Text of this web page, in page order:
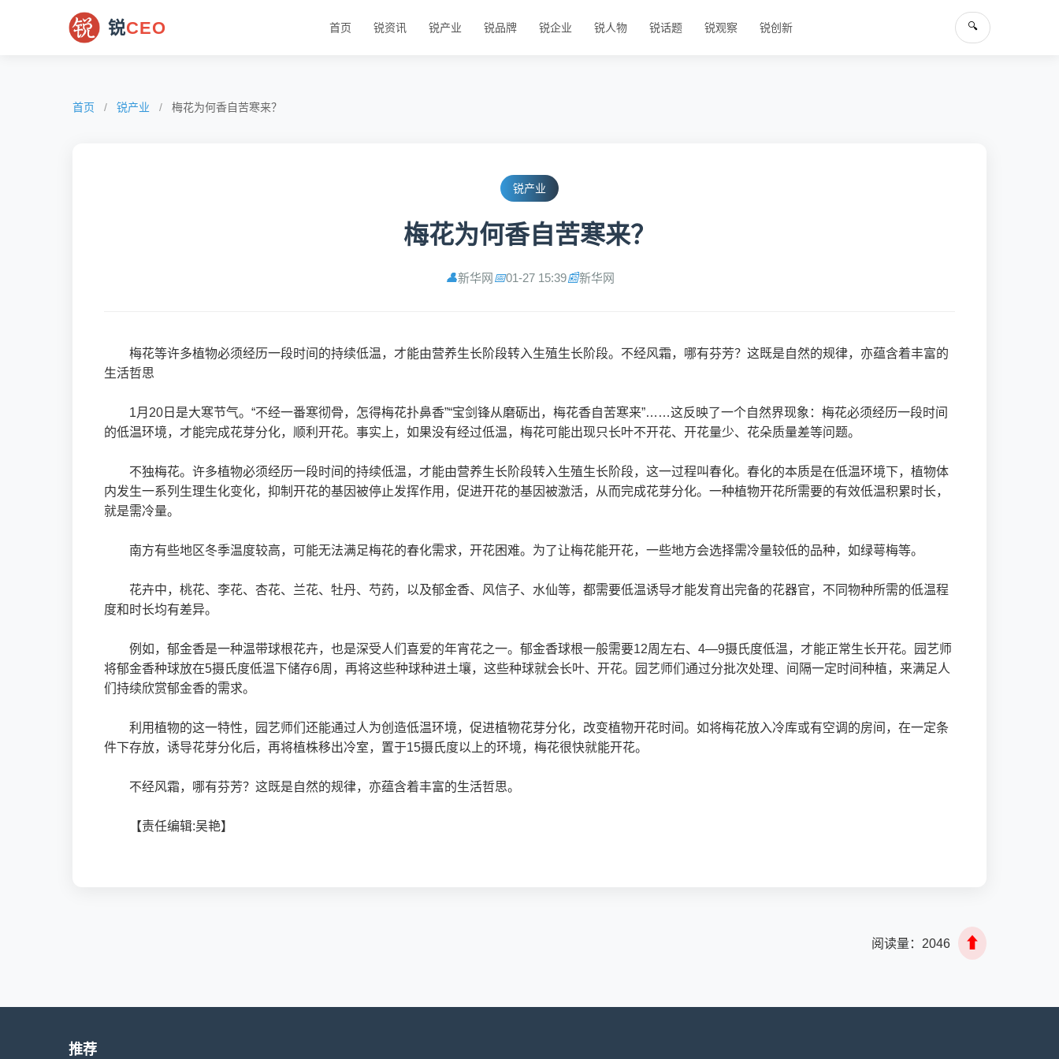
锐CEO 首页 锐资讯 锐产业 锐品牌 锐企业 锐人物 锐话题 锐观察 锐创新 🔍
首页 / 锐产业 / 梅花为何香自苦寒来？
锐产业
梅花为何香自苦寒来？
👤新华网 📅01-27 15:39📰新华网
梅花等许多植物必须经历一段时间的持续低温，才能由营养生长阶段转入生殖生长阶段。不经风霜，哪有芬芳？这既是自然的规律，亦蕴含着丰富的
生活哲思
1月20日是大寒节气。“不经一番寒彻骨，怎得梅花扑鼻香”“宝剑锋从磨砺出，梅花香自苦寒来”……这反映了一个自然界现象：梅花必须经历一段时间
的低温环境，才能完成花芽分化，顺利开花。事实上，如果没有经过低温，梅花可能出现只长叶不开花、开花量少、花朵质量差等问题。
不独梅花。许多植物必须经历一段时间的持续低温，才能由营养生长阶段转入生殖生长阶段，这一过程叫春化。春化的本质是在低温环境下，植物体
内发生一系列生理生化变化，抑制开花的基因被停止发挥作用，促进开花的基因被激活，从而完成花芽分化。一种植物开花所需要的有效低温积累时长，
就是需冷量。
南方有些地区冬季温度较高，可能无法满足梅花的春化需求，开花困难。为了让梅花能开花，一些地方会选择需冷量较低的品种，如绿萼梅等。
花卉中，桃花、李花、杏花、兰花、牡丹、芍药，以及郁金香、风信子、水仙等，都需要低温诱导才能发育出完备的花器官，不同物种所需的低温程
度和时长均有差异。
例如，郁金香是一种温带球根花卉，也是深受人们喜爱的年宵花之一。郁金香球根一般需要12周左右、4—9摄氏度低温，才能正常生长开花。园艺师
将郁金香种球放在5摄氏度低温下储存6周，再将这些种球种进土壤，这些种球就会长叶、开花。园艺师们通过分批次处理、间隔一定时间种植，来满足人
们持续欣赏郁金香的需求。
利用植物的这一特性，园艺师们还能通过人为创造低温环境，促进植物花芽分化，改变植物开花时间。如将梅花放入冷库或有空调的房间，在一定条
件下存放，诱导花芽分化后，再将植株移出冷室，置于15摄氏度以上的环境，梅花很快就能开花。
不经风霜，哪有芬芳？这既是自然的规律，亦蕴含着丰富的生活哲思。
【责任编辑:吴艳】
阅读量： 2046 ⬆
推荐